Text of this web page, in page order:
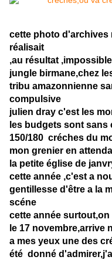
cette photo d'archives
réalisait
,au résultat
jungle birmane,chez
tribu amazonnienne
compulsive
julien dray c'est les
les budgets sont sans
150/180 créches du
mon grenier en
la petite église de
cette année ,c'est a
gentillesse d'être a la
scéne
cette année
le 17 novembre,arrive
a mes yeux une des
été donné